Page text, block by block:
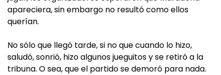
apareciera, sin embargo no resultó como ellos
querían.
No sólo que llegó tarde, si no que cuando lo hizo,
saludó, sonrió, hizo algunos jueguitos y se retiró a la
tribuna. O sea, que el partido se demoró para nada.